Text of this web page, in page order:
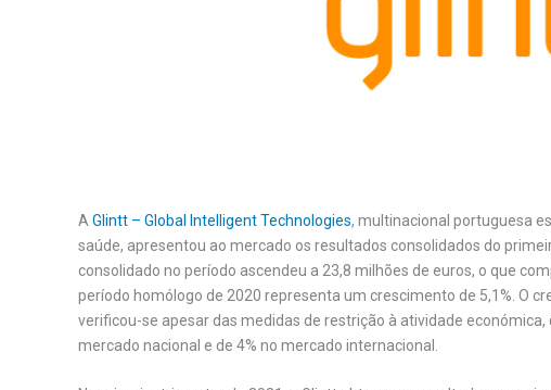
A Glintt – Global Intelligent Technologies, multinacional portuguesa
saúde, apresentou ao mercado os resultados consolidados do
consolidado no período ascendeu a 23,8 milhões de euros, o que
período homólogo de 2020 representa um crescimento de 5,1%. O
verificou-se apesar das medidas de restrição à atividade
mercado nacional e de 4% no mercado internacional.